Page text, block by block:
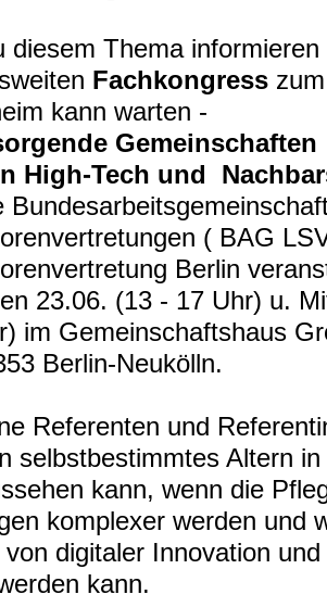
diesem Thema
Fachkongress
kann warten -
Gemeinschaften
High-Tech und
( BAG
Berlin
23.06. (13 - 17 Uhr) u.
im Gemeinschaftshaus
Berlin-Neukölln.
Referenten und
selbstbestimmtes Altern
kann, wenn die
komplexer werden und
digitaler Innovation
kann.